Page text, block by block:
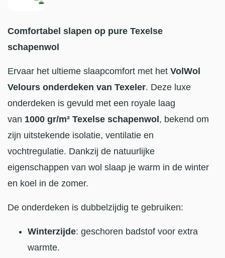
Comfortabel slapen op pure Texelse
schapenwol
Ervaar het ultieme slaapcomfort met het VolWol
Velours onderdeken van Texeler. Deze luxe
onderdeken is gevuld met een royale laag
van 1000 gr/m² Texelse schapenwol , bekend om
zijn uitstekende isolatie, ventilatie en
vochtregulatie. Dankzij de natuurlijke
eigenschappen van wol slaap je warm in de winter
en koel in de zomer.
De onderdeken is dubbelzijdig te gebruiken:
Winterzijde: geschoren badstof voor extra
warmte.